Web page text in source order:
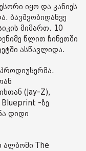
იყო და კანიეს
ბავშვობიდანვე
მიმართ. 10
წლით ჩინეთში
ასწავლიდა.
(Jay-Z),
-ზე
დიდი
ალბომი The